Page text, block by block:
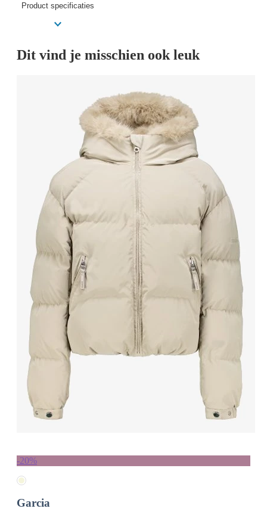
Product specificaties
Dit vind je misschien ook leuk
-20%
Garcia